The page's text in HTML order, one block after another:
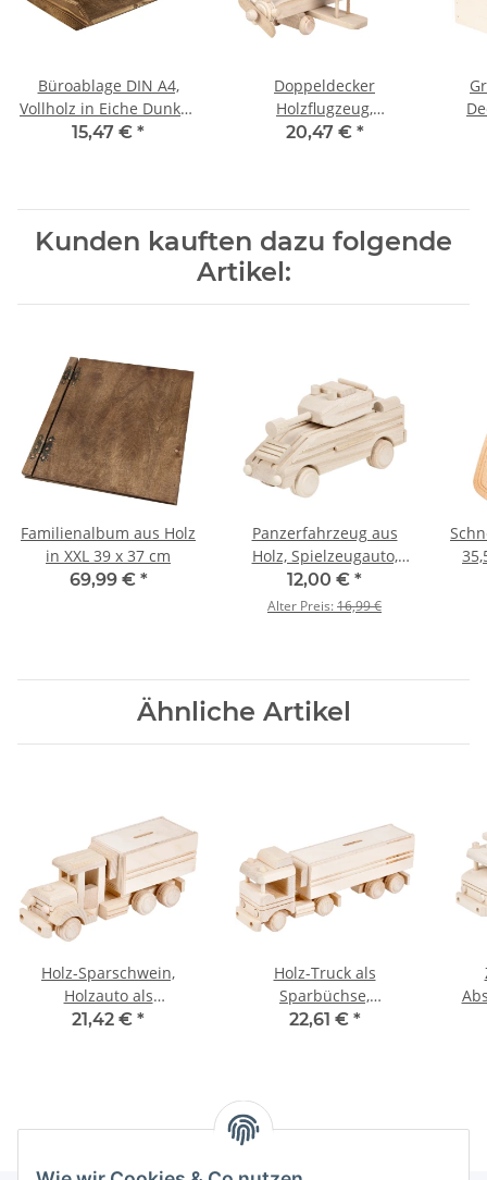
Büroablage DIN A4,
Vollholz in Eiche Dunkel,
34 × 27 × 7 cm
15,47 € *
Doppeldecker
Holzflugzeug,
Holzspielzeug 34 x 20 x 8
20,47 € *
Kunden kauften dazu folgende
Artikel:
Familienalbum aus Holz
in XXL 39 x 37 cm
69,99 € *
Panzerfahrzeug aus
Holz, Spielzeugauto,
Holzauto, 22 × 8 × 12 cm
12,00 € *
Alter Preis:16,99 €
Ähnliche Artikel
Holz-Sparschwein,
Holzauto als
Sparbüchse,
21,42 € *
Holz-Truck als
Sparbüchse,
Holzspielzeug,
22,61 € *